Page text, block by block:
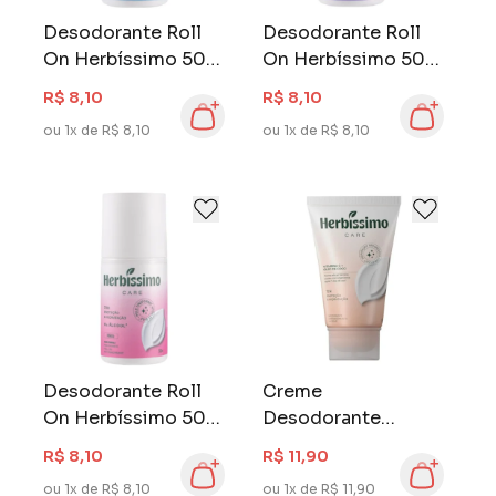
Desodorante Roll
On Herbíssimo 50
ml Sensitive
R$ 8,10
ou 1x de R$ 8,10
Desodorante Roll
On Herbíssimo 50
ml Lavanda
R$ 8,10
ou 1x de R$ 8,10
Desodorante Roll
On Herbíssimo 50
ml Hibísco
R$ 8,10
ou 1x de R$ 8,10
Creme
Desodorante
Herbissímo Care
Bisnaga 55 gr Coco
R$ 11,90
ou 1x de R$ 11,90